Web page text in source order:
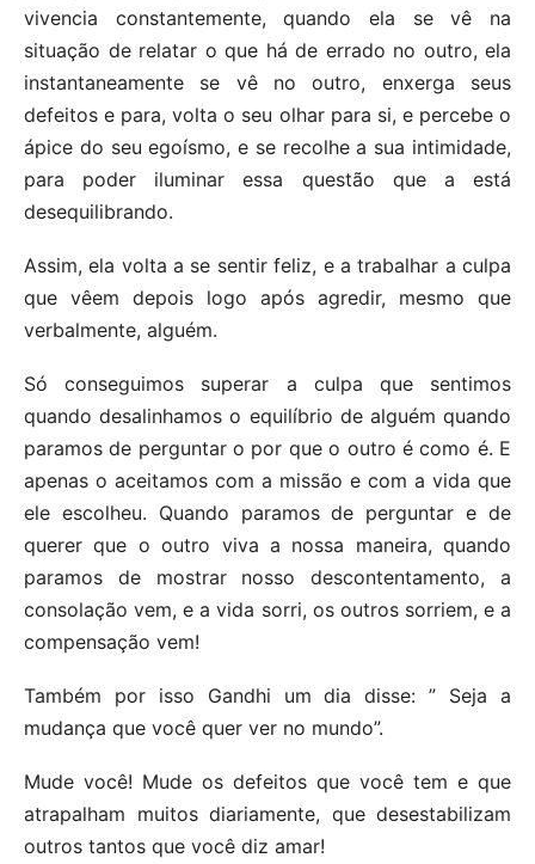
vivencia constantemente, quando ela se vê na
situação de relatar o que há de errado no outro, ela
instantaneamente se vê no outro, enxerga seus
defeitos e para, volta o seu olhar para si, e percebe o
ápice do seu egoísmo, e se recolhe a sua intimidade,
para poder iluminar essa questão que a está
desequilibrando.
Assim, ela volta a se sentir feliz, e a trabalhar a culpa
que vêem depois logo após agredir, mesmo que
verbalmente, alguém.
Só conseguimos superar a culpa que sentimos
quando desalinhamos o equilíbrio de alguém quando
paramos de perguntar o por que o outro é como é. E
apenas o aceitamos com a missão e com a vida que
ele escolheu. Quando paramos de perguntar e de
querer que o outro viva a nossa maneira, quando
paramos de mostrar nosso descontentamento, a
consolação vem, e a vida sorri, os outros sorriem, e a
compensação vem!
Também por isso Gandhi um dia disse: ” Seja a
mudança que você quer ver no mundo”.
Mude você! Mude os defeitos que você tem e que
atrapalham muitos diariamente, que desestabilizam
outros tantos que você diz amar!